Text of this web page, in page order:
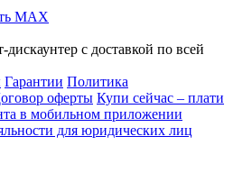
MAX
с доставкой по всей
Гарантии Политика
оферты Купи сейчас – плати
в мобильном приложении
для юридических лиц